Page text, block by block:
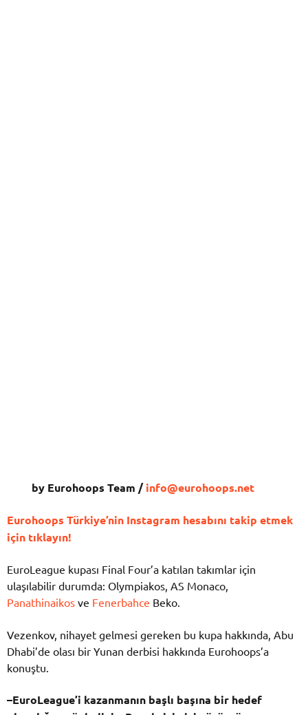
by Eurohoops Team /info@eurohoops.net
Eurohoops Türkiye’nin Instagram hesabını takip etmek
için tıklayın!
EuroLeague kupası Final Four’a katılan takımlar için
ulaşılabilir durumda: Olympiakos, AS Monaco,
Panathinaikos ve Fenerbahce Beko.
Vezenkov, nihayet gelmesi gereken bu kupa hakkında, Abu
Dhabi’de olası bir Yunan derbisi hakkında Eurohoops’a
konuştu.
–EuroLeague’i kazanmanın başlı başına bir hedef